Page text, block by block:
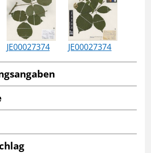
JE00027374 JE00027374